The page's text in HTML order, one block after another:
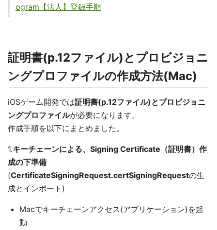
ogram【法人】登録手順
証明書(p.12ファイル)とプロビジョニ
ングプロファイルの作成方法(Mac)
iOSゲーム開発では証明書(p.12ファイル)とプロビジョニ
ングプロファイルが必要になります。
作成手順を以下にまとめました。
1.キーチェーンによる、Signing Certificate（証明書）作
成の下準備
(CertificateSigningRequest.certSigningRequestの生
成とインポート)
Macでキーチェーンアクセス(アプリケーション)を起
動